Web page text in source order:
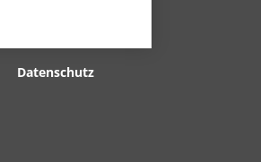
Datenschutz